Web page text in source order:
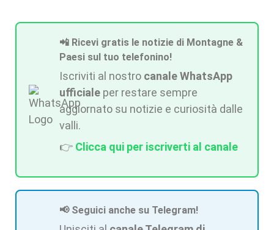
📲 Ricevi gratis le notizie di Montagne &
Paesi sul tuo telefonino!
Iscriviti al nostro canale WhatsApp
ufficiale per restare sempre
aggiornato su notizie e curiosità dalle
valli.
👉 Clicca qui per iscriverti al canale
📢 Seguici anche su Telegram!